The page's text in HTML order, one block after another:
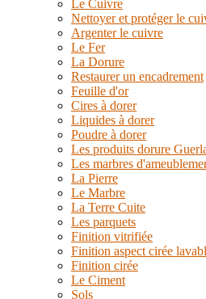
Le Cuivre
Nettoyer et protéger le
Argenter le cuivre
Le Fer
La Dorure
Restaurer un encadrement
Feuille d'or
Cires à dorer
Liquides à dorer
Poudre à dorer
Les produits dorure
Les marbres
La Pierre
Le Marbre
La Terre Cuite
Les parquets
Finition vitrifiée
Finition aspect cirée
Finition cirée
Le Ciment
Sols